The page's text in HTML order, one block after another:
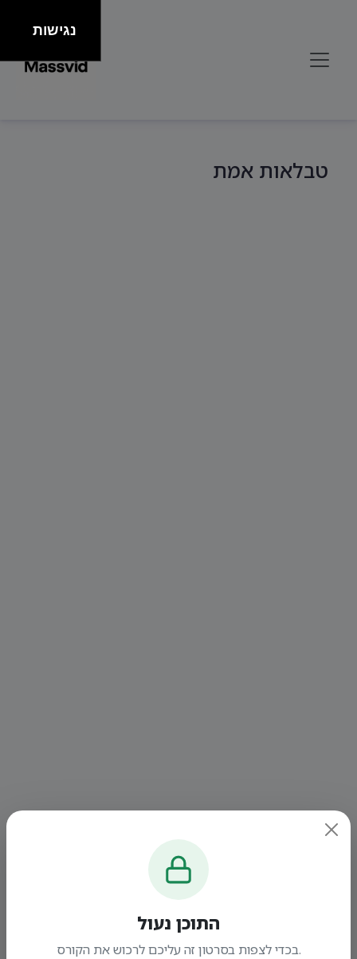
טבלאות אמת
התוכן נעול
בכדי לצפות בסרטון זה עליכם לרכוש את הקורס.
נגישות